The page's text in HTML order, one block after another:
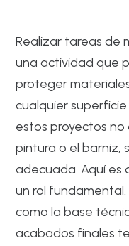
Realizar tareas de
una actividad que
proteger
cualquier
estos proyectos
pintura o el barniz,
adecuada. Aquí es
un rol
como la base
acabados finales